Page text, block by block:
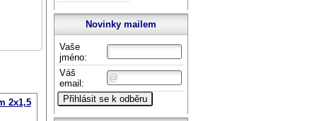
2x1,5
Novinky mailem
Vaše
jméno:
Váš
email: